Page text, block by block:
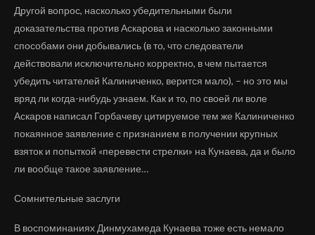
Другой вопрос, насколько убедительными были
доказательства против Аскарова и насколько законными
способами они добывались (в то, что следователи
действовали исключительно корректно, в чем пытается
убедить читателей Калиниченко, верится мало), – но это мы
вряд ли когда-нибудь узнаем. Как и то, по своей ли воле
Аскаров написал Горбачеву цитируемое тем же Калиниченко
покаянное заявление с признанием в получении крупных
взяток и попыткой «перевести стрелки» на Кунаева, да и было
ли вообще такое заявление…
Сомнительные заслуги
В воспоминаниях Динмухамеда Кунаева тоже есть немало